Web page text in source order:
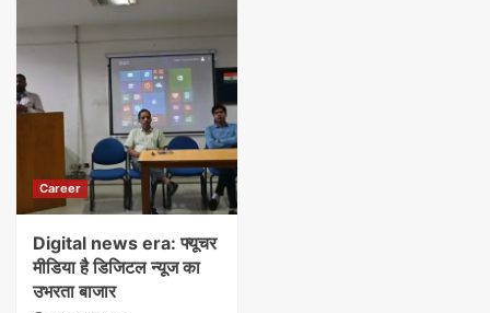
Career
Digital news era: फ्यूचर
मीडिया है डिजिटल न्यूज का
उभरता बाजार